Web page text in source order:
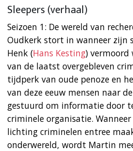
Sleepers (verhaal)
Seizoen 1: De wereld van
Oudkerk stort in wanneer zijn
Henk (Hans Kesting) vermoord
van de laatst overgebleven
tijdperk van oude penoze en
van deze eeuw mensen naar
gestuurd om informatie door
criminele organisatie.
lichting criminelen entree
onderwereld, wordt Martin